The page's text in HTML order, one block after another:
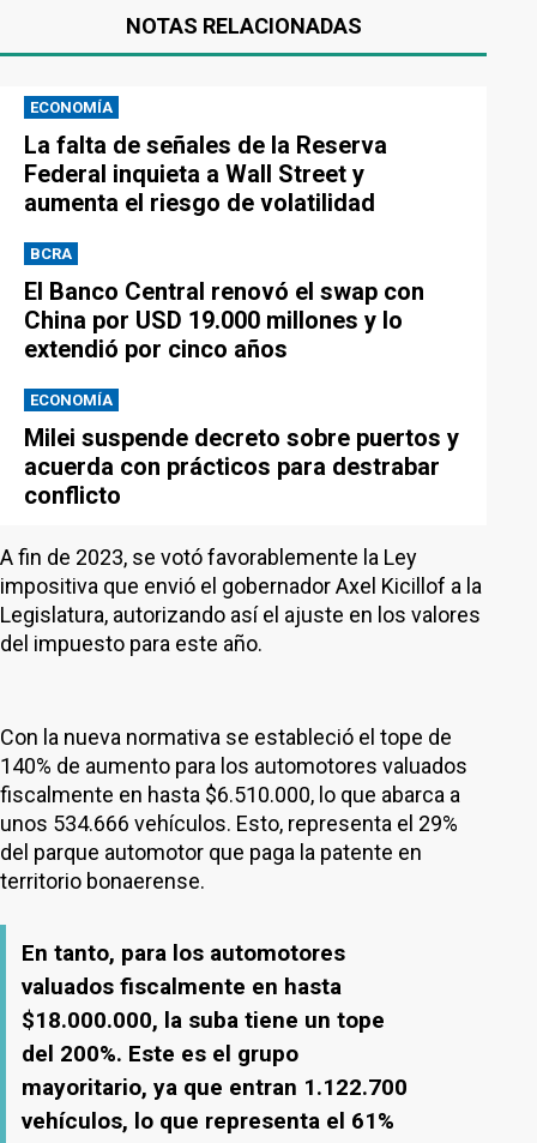
NOTAS RELACIONADAS
ECONOMÍA
La falta de señales de la Reserva
Federal inquieta a Wall Street y
aumenta el riesgo de volatilidad
BCRA
El Banco Central renovó el swap con
China por USD 19.000 millones y lo
extendió por cinco años
ECONOMÍA
Milei suspende decreto sobre puertos y
acuerda con prácticos para destrabar
conflicto
A fin de 2023, se votó favorablemente la Ley
impositiva que envió el gobernador Axel Kicillof a la
Legislatura, autorizando así el ajuste en los valores
del impuesto para este año.
Con la nueva normativa se estableció el tope de
140% de aumento para los automotores valuados
fiscalmente en hasta $6.510.000, lo que abarca a
unos 534.666 vehículos. Esto, representa el 29%
del parque automotor que paga la patente en
territorio bonaerense.
En tanto, para los automotores
valuados fiscalmente en hasta
$18.000.000, la suba tiene un tope
del 200%. Este es el grupo
mayoritario, ya que entran 1.122.700
vehículos, lo que representa el 61%